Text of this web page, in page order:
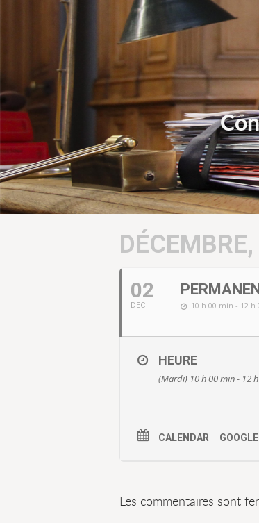
02
DEC 10 h 00 min - 12 h
HEURE
(Mardi) 10 h 00 min - 12
CALENDAR
Les commentaires sont